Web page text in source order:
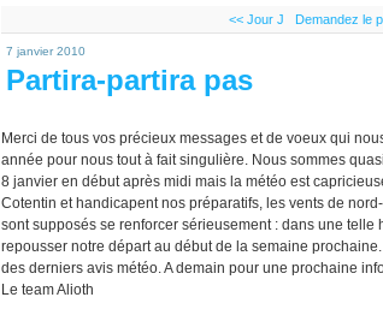
<< Jour J Demandez le
7 janvier 2010
Partira-partira pas
Merci de tous vos précieux messages et de voeux qui
année pour nous tout à fait singulière. Nous sommes
8 janvier en début après midi mais la météo est
Cotentin et handicapent nos préparatifs, les vents de
sont supposés se renforcer sérieusement : dans une
repousser notre départ au début de la semaine
des derniers avis météo. A demain pour une prochaine
Le team Alioth